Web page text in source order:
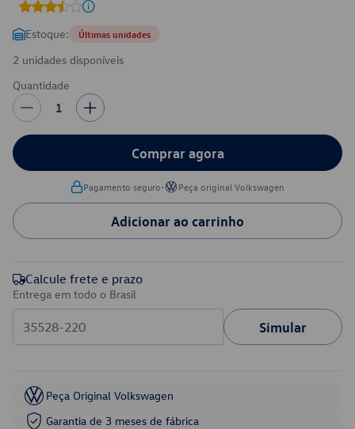
Estoque: Últimas unidades
2 unidades disponíveis
Quantidade
1
Comprar agora
Pagamento seguro• Peça original Volkswagen
Adicionar ao carrinho
Calcule frete e prazo
Entrega em todo o Brasil
Simular
Peça Original Volkswagen
Garantia de 3 meses de fábrica